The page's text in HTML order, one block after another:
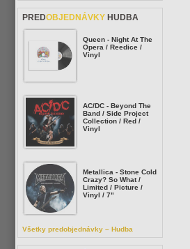
PREDOBJEDNÁVKY HUDBA
Queen - Night At The
Opera / Reedice /
Vinyl
AC/DC - Beyond The
Band / Side Project
Collection / Red /
Vinyl
Metallica - Stone Cold
Crazy? So What /
Limited / Picture /
Vinyl / 7"
Všetky predobjednávky – Hudba